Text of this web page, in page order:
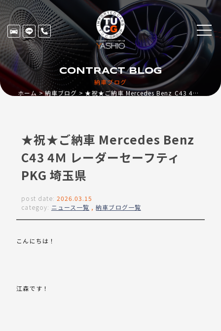
納車ブログ
CONTRACT BLOG
ホーム 納車ブログ ★祝★ご納車 Mercedes Benz C43 4Ｍ レーダーセーフティPKG 埼玉県
★祝★ご納車 Mercedes Benz
C43 4Ｍ レーダーセーフティ
PKG 埼玉県
post date: 2026.03.15
categoy: ニュース一覧 ,納車ブログ一覧
こんにちは！
江森です！